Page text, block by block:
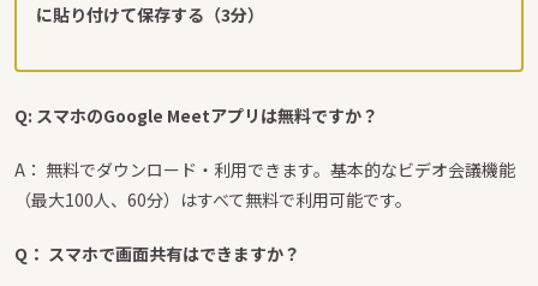
に貼り付けて保存する（3分）
Q: スマホのGoogle Meetアプリは無料ですか？
A： 無料でダウンロード・利用できます。基本的なビデオ会議機能
（最大100人、60分）はすべて無料で利用可能です。
Q： スマホで画面共有はできますか？